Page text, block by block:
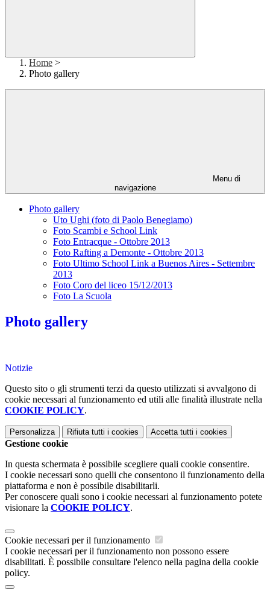
Home >
Photo gallery
Menu di
navigazione
Photo gallery
Uto Ughi (foto di Paolo Benegiamo)
Foto Scambi e School Link
Foto Entracque - Ottobre 2013
Foto Rafting a Demonte - Ottobre 2013
Foto Ultimo School Link a Buenos Aires - Settembre
2013
Foto Coro del liceo 15/12/2013
Foto La Scuola
Photo gallery
Notizie
Questo sito o gli strumenti terzi da questo utilizzati si avvalgono di
cookie necessari al funzionamento ed utili alle finalità illustrate nella
COOKIE POLICY.
Personalizza Rifiuta tutti i cookies Accetta tutti i cookies
Gestione cookie
In questa schermata è possibile scegliere quali cookie consentire.
I cookie necessari sono quelli che consentono il funzionamento della
piattaforma e non è possibile disabilitarli.
Per conoscere quali sono i cookie necessari al funzionamento potete
visionare la COOKIE POLICY.
Cookie necessari per il funzionamento
I cookie necessari per il funzionamento non possono essere
disabilitati. È possibile consultare l'elenco nella pagina della cookie
policy.